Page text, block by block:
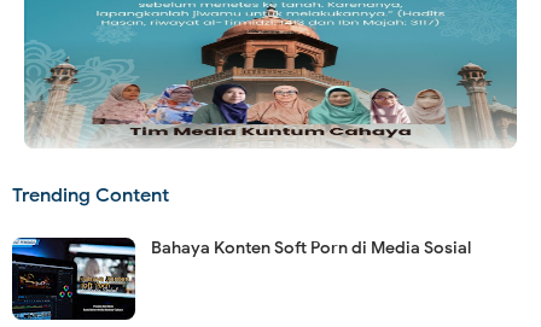
Trending Content
Bahaya Konten Soft Porn di Media Sosial